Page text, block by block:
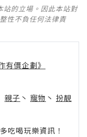
站的立場。因此本站對
性不負任何法律責
有價企劃》
親子 丶 寵物 丶 扮靚
吃喝玩樂資訊！